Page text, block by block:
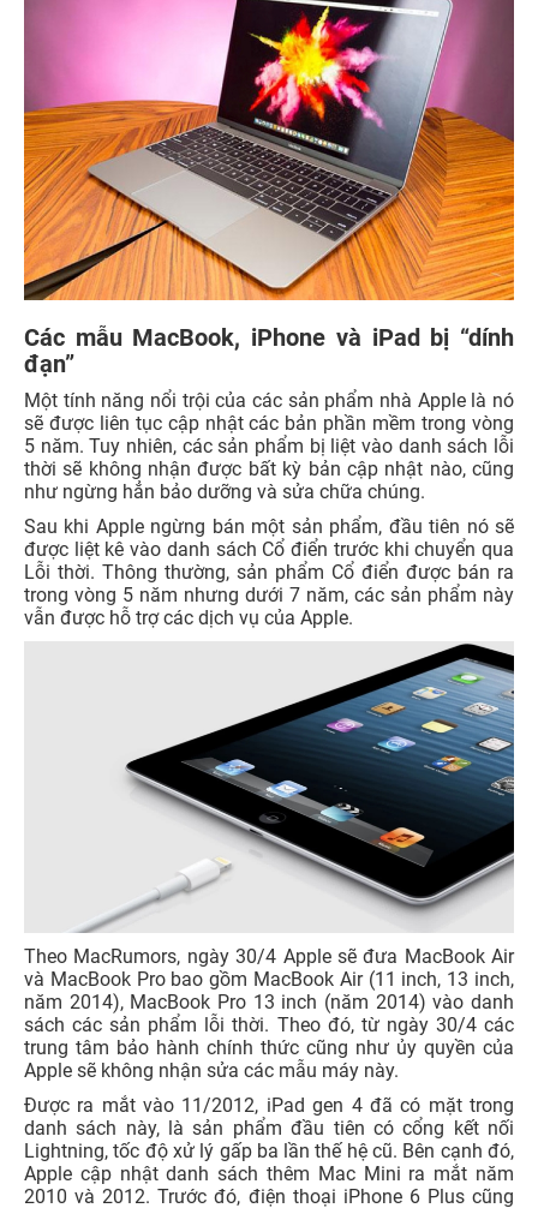
Các mẫu MacBook, iPhone và iPad bị “dính
đạn”
Một tính năng nổi trội của các sản phẩm nhà Apple là nó
sẽ được liên tục cập nhật các bản phần mềm trong vòng
5 năm. Tuy nhiên, các sản phẩm bị liệt vào danh sách lỗi
thời sẽ không nhận được bất kỳ bản cập nhật nào, cũng
như ngừng hẳn bảo dưỡng và sửa chữa chúng.
Sau khi Apple ngừng bán một sản phẩm, đầu tiên nó sẽ
được liệt kê vào danh sách Cổ điển trước khi chuyển qua
Lỗi thời. Thông thường, sản phẩm Cổ điển được bán ra
trong vòng 5 năm nhưng dưới 7 năm, các sản phẩm này
vẫn được hỗ trợ các dịch vụ của Apple.
Theo MacRumors, ngày 30/4 Apple sẽ đưa MacBook Air
và MacBook Pro bao gồm MacBook Air (11 inch, 13 inch,
năm 2014), MacBook Pro 13 inch (năm 2014) vào danh
sách các sản phẩm lỗi thời. Theo đó, từ ngày 30/4 các
trung tâm bảo hành chính thức cũng như ủy quyền của
Apple sẽ không nhận sửa các mẫu máy này.
Được ra mắt vào 11/2012, iPad gen 4 đã có mặt trong
danh sách này, là sản phẩm đầu tiên có cổng kết nối
Lightning, tốc độ xử lý gấp ba lần thế hệ cũ. Bên cạnh đó,
Apple cập nhật danh sách thêm Mac Mini ra mắt năm
2010 và 2012. Trước đó, điện thoại iPhone 6 Plus cũng